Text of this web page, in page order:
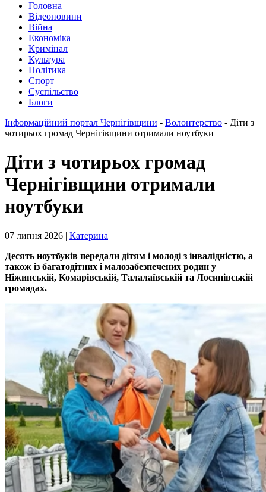
Головна
Відеоновини
Війна
Економіка
Кримінал
Культура
Політика
Спорт
Суспільство
Блоги
Інформаційний портал Чернігівщини - Волонтерство - Діти з
чотирьох громад Чернігівщини отримали ноутбуки
Діти з чотирьох громад
Чернігівщини отримали
ноутбуки
07 липня 2026 | Катерина
Десять ноутбуків передали дітям і молоді з інвалідністю, а
також із багатодітних і малозабезпечених родин у
Ніжинській, Комарівській, Талалаївській та Лосинівській
громадах.